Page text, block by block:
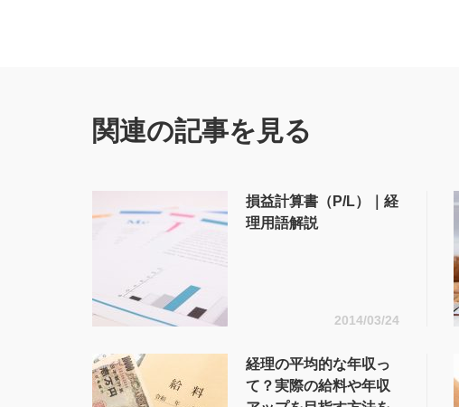
関連の記事を見る
損益計算書（P/L）｜経
理用語解説
2014/03/24
経理の平均的な年収っ
て？実際の給料や年収